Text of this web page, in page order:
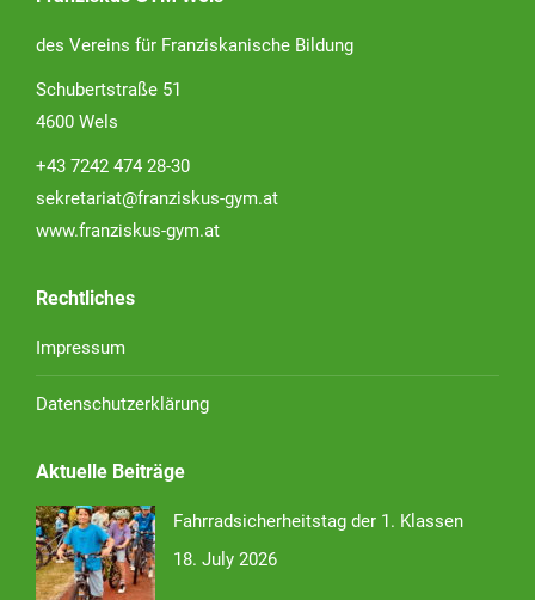
des Vereins für Franziskanische Bildung
Schubertstraße 51
4600 Wels
+43 7242 474 28-30
sekretariat@franziskus-gym.at
www.franziskus-gym.at
Rechtliches
Impressum
Datenschutzerklärung
Aktuelle Beiträge
Fahrradsicherheitstag der 1. Klassen
18. July 2026